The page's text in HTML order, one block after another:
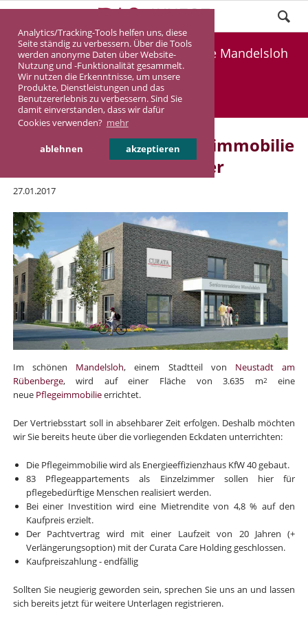
Analytics/Tracking-Tools helfen uns, diese
Seite ständig zu verbessern. Über die Tools
werden anonyme Daten über Website-
Nutzung und -Funktionalität gesammelt.
Wir nutzen die Erkenntnisse, um unsere
Produkte, Dienstleistungen und das
Benutzererlebnis zu verbessern. Sind Sie
damit einverstanden, dass wir dafür
Cookies verwenden? mehr
ablehnen akzeptieren
Vorankündigung: Pflegeimmobilie Mandelsloh
bei Hannover
DASINVEST Aktuelles
Vorankündigung: Pflegeimmobilie
Mandelsloh bei Hannover
27.01.2017
Im schönen Mandelsloh, einem Stadtteil von Neustadt am
Rübenberge, wird auf einer Fläche von 3.635 m2eine
neue Pflegeimmobilieerrichtet.
Der Vertriebsstart soll in absehbarer Zeit erfolgen. Deshalb möchten
wir Sie bereits heute über die vorliegenden Eckdaten unterrichten:
Die Pflegeimmobilie wird als Energieeffizienzhaus KfW 40 gebaut.
83 Pflegeappartements als Einzelzimmer sollen hier für
pflegebedürftige Menschen realisiert werden.
Bei einer Investition wird eine Mietrendite von 4,8 % auf den
Kaufpreis erzielt.
Der Pachtvertrag wird mit einer Laufzeit von 20 Jahren (+
Verlängerungsoption) mit der Curata Care Holding geschlossen.
Kaufpreiszahlung - endfällig
Sollten Sie neugierig geworden sein, sprechen Sie uns an und lassen
sich bereits jetzt für weitere Unterlagen registrieren.